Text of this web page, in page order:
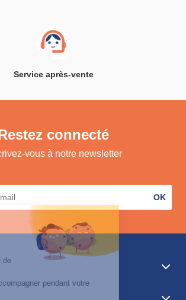
Service après-vente
connecté
vous à notre newsletter
OK